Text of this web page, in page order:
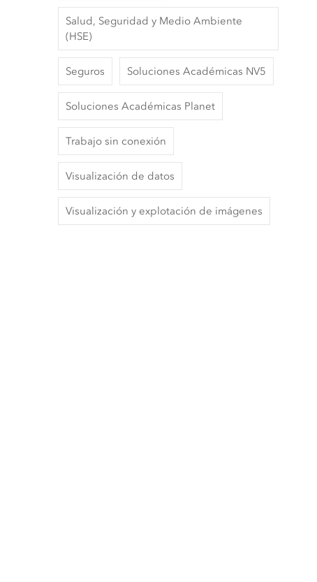
Salud, Seguridad y Medio Ambiente
(HSE)
Seguros Soluciones Académicas NV5
Soluciones Académicas Planet
Trabajo sin conexión
Visualización de datos
Visualización y explotación de imágenes